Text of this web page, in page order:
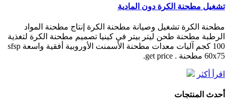
تشغيل مطحنة الكرة دون المادية
مطحنة الكرة تشغيل وصيانة مطحنة الكرة إنتاج مطحنة المواد
الرطبة مطحنة طحن ليتر بيتر في كينيا تصميم مطحنة الكرة لتغذية
100 كجم آليات معدات مطحنة الأسمنت الأوروبية أفقية واسعة sfsp
60x75 مطحنة . get price.
اقرأ أكثر
أحدث المنتجات